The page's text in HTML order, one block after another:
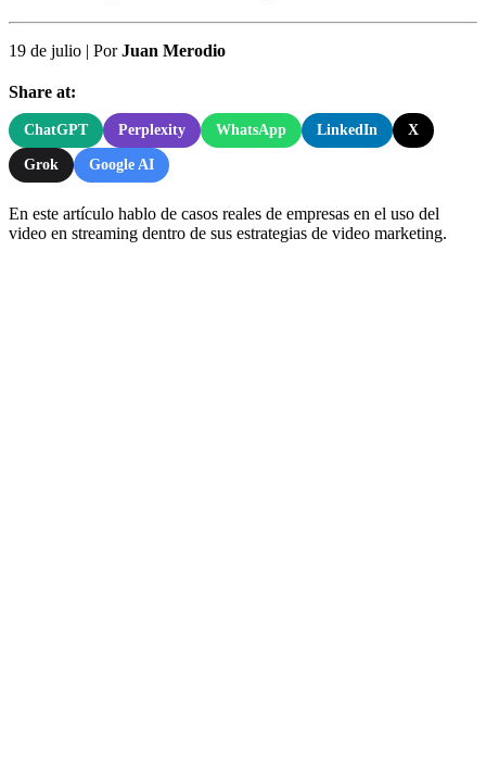
19 de julio | PorJuan Merodio
Share at:
ChatGPT Perplexity WhatsApp LinkedIn X
Grok Google AI
En este artículo hablo de casos reales de empresas en el uso del
video en streaming dentro de sus estrategias de video marketing.